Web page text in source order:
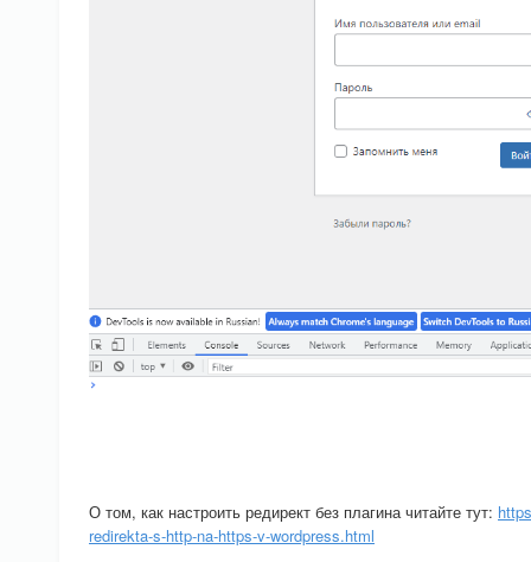
О том, как настроить редирект без плагина читайте тут:
redirekta-s-http-na-https-v-wordpress.html